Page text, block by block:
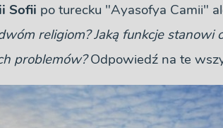
Sofii po turecku "Ayasofya Camii"
religiom? Jaką funkcje
problemów?Odpowiedź na te